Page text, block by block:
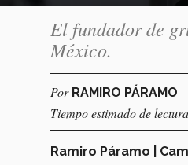
El fundador de
México.
Por RAMIRO PÁRAMO -
Tiempo estimado de
Ramiro Páramo |